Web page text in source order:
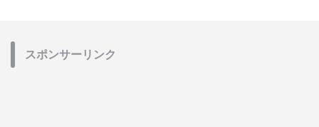
スポンサーリンク